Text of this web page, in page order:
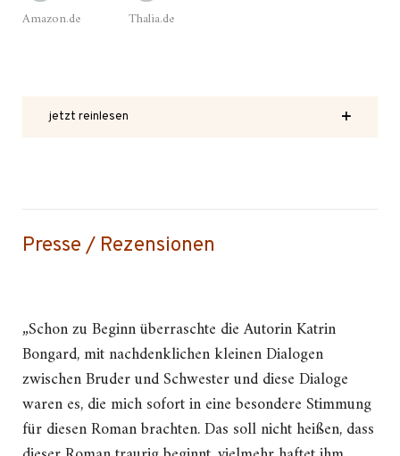
Amazon.de Thalia.de
jetzt reinlesen
Presse / Rezensionen
„Schon zu Beginn überraschte die Autorin Katrin
Bongard, mit nachdenklichen kleinen Dialogen
zwischen Bruder und Schwester und diese Dialoge
waren es, die mich sofort in eine besondere Stimmung
für diesen Roman brachten. Das soll nicht heißen, dass